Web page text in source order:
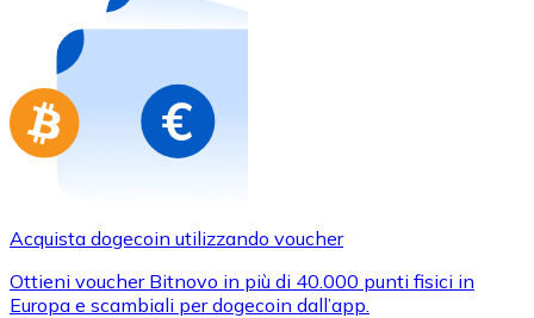
Acquista gift card dei tuoi marchi preferiti con
Vai al negozio di carte regalo
Acquista dogecoin utilizzando voucher
Ottieni voucher Bitnovo in più di 40.000 punti fisici in
Europa e scambiali per dogecoin dall’app.